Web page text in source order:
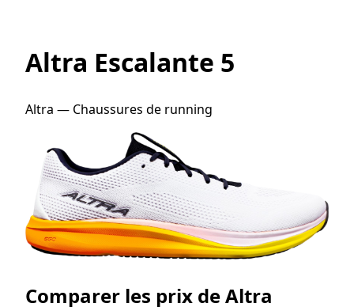
Altra Escalante 5
Altra — Chaussures de running
Comparer les prix de Altra